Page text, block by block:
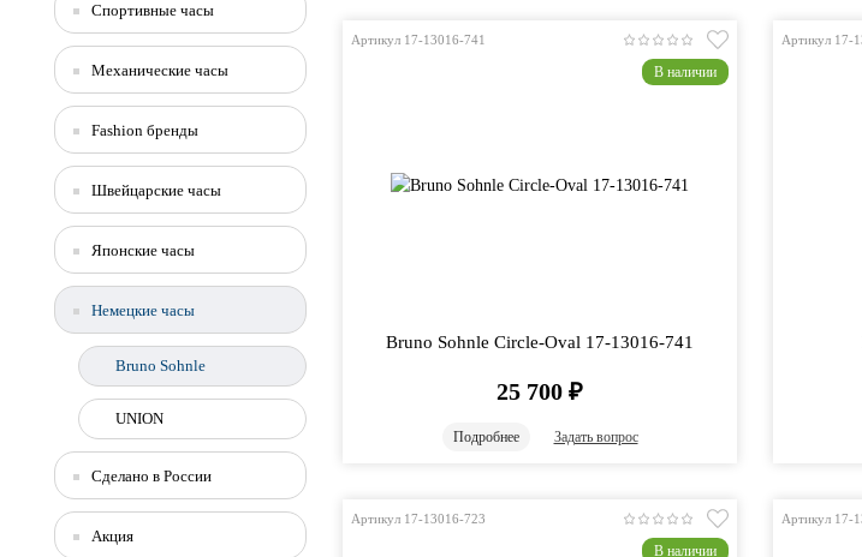
Спортивные часы
Механические часы
Fashion бренды
Швейцарские часы
Японские часы
Немецкие часы
Bruno Sohnle
UNION
Сделано в России
Акция
Артикул 17-13016-741
В наличии
Bruno Sohnle Circle-Oval 17-13016-741
25 700 ₽
Подробнее Задать вопрос
Артикул 17-
Артикул 17-13016-723
В наличии
Артикул 17-